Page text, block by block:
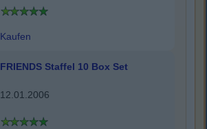
Kaufen
FRIENDS Staffel 10 Box Set
12.01.2006